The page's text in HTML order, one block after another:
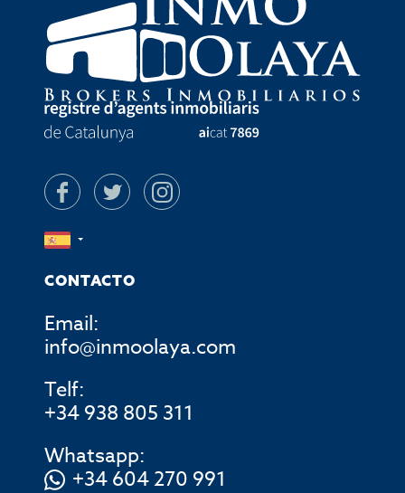
CONTACTO
Email:
info@inmoolaya.com
Telf:
+34 938 805 311
Whatsapp:
+34 604 270 991